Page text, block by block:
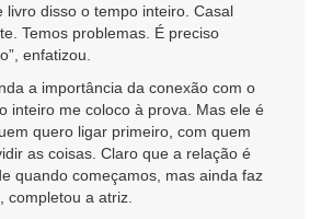
livro disso o tempo inteiro. Casal
Temos problemas. É preciso
enfatizou.
a importância da conexão com o
inteiro me coloco à prova. Mas ele é
quero ligar primeiro, com quem
as coisas. Claro que a relação é
quando começamos, mas ainda faz
completou a atriz.